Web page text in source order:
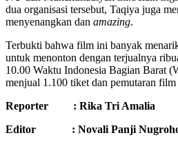
dua organisasi tersebut, Taqiya juga
menyenangkan dan amazing.
Terbukti bahwa film ini banyak
untuk menonton dengan terjualnya
10.00 Waktu Indonesia Bagian Barat
menjual 1.100 tiket dan pemutaran
Reporter
: Rika Tri Amalia
Editor
: Novali Panji